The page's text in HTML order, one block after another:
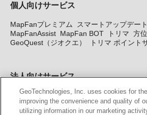
個人向けサービス
MapFanプレミアム
スマートアップデー
MapFanAssist MapFan BOT トリマ 方
GeoQuest（ジオクエ）
トリマ ポイント
法人向けサービス
法人向け地図・位置情報サービス WEBサ
図API Windows PC向け地図開発キット
サービス
MAP WORLD+ トリマ広告
GeoTechnologies, Inc. uses cookies for
improving the convenience and quality of
utilizing information in our marketing